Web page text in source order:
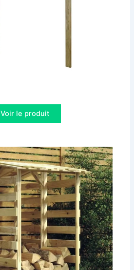
Voir le produit